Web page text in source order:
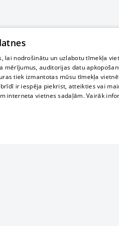
lai nodrošinātu un uzlabotu tīmekļa
auditorijas datu
tiek izmantotas mūsu tīmekļa
ir iespēja piekrist, atteikties vai
interneta vietnes sadaļām. Vairāk